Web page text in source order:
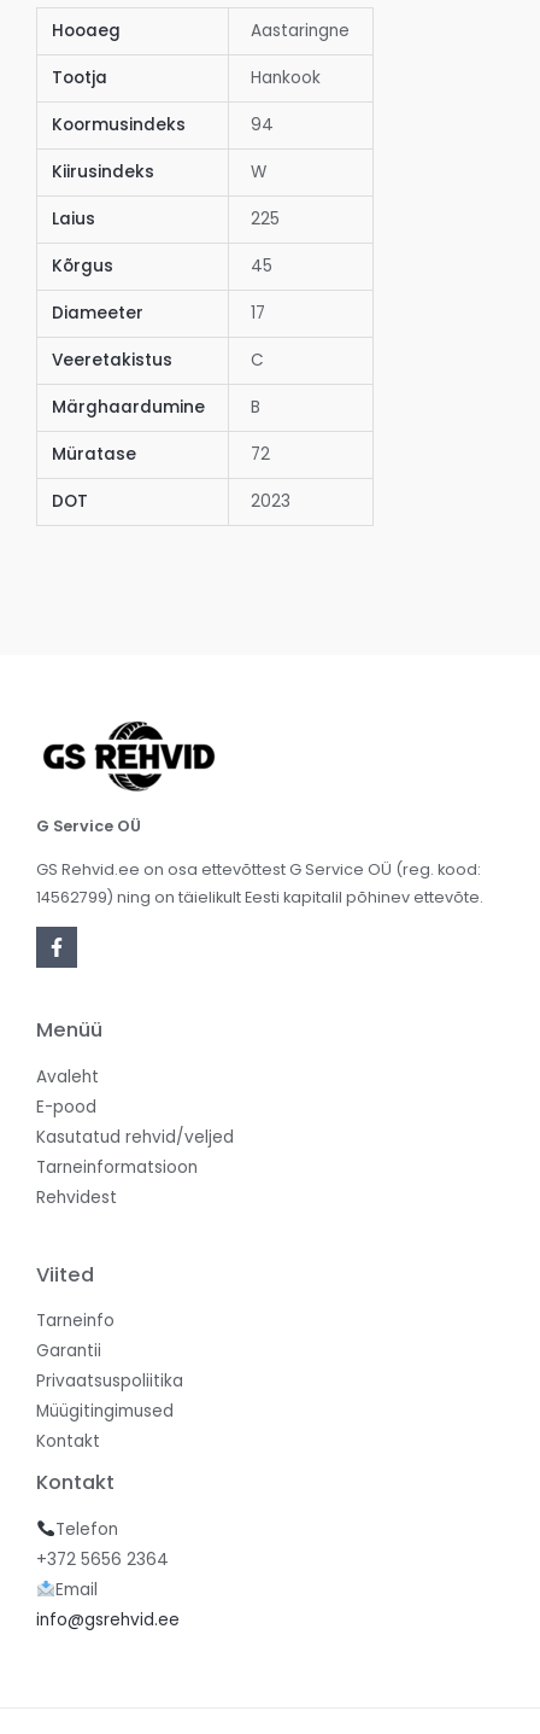
Hooaeg Aastaringne
Tootja Hankook
Koormusindeks 94
Kiirusindeks W
Laius 225
Kõrgus 45
Diameeter 17
Veeretakistus C
Märghaardumine B
Müratase 72
DOT 2023
G Service OÜ
GS Rehvid.ee on osa ettevõttest G Service OÜ (reg. kood:
14562799) ning on täielikult Eesti kapitalil põhinev ettevõte.
Menüü
Avaleht
E-pood
Kasutatud rehvid/veljed
Tarneinformatsioon
Rehvidest
Viited
Tarneinfo
Garantii
Privaatsuspoliitika
Müügitingimused
Kontakt
Kontakt
Telefon
+372 5656 2364
Email
info@gsrehvid.ee